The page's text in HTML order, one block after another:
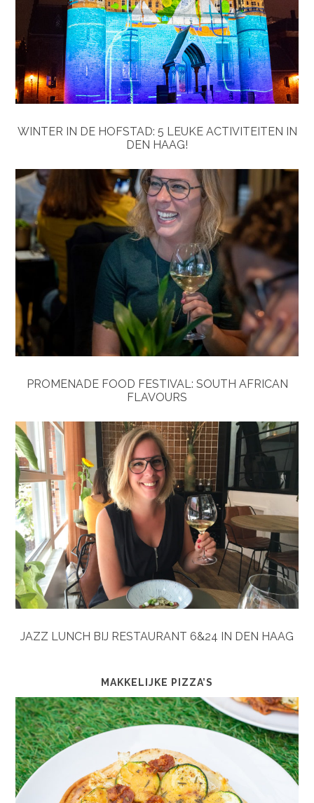
WINTER IN DE HOFSTAD: 5 LEUKE ACTIVITEITEN IN
DEN HAAG!
PROMENADE FOOD FESTIVAL: SOUTH AFRICAN
FLAVOURS
JAZZ LUNCH BIJ RESTAURANT 6&24 IN DEN HAAG
MAKKELIJKE PIZZA’S